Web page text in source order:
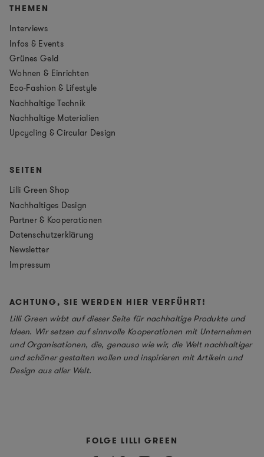
THEMEN
Interviews
Infos & Events
Grünes Geld
Wohnen & Einrichten
Eco-Fashion & Lifestyle
Nachhaltige Technik
Nachhaltige Materialien
Upcycling & Circular Design
SEITEN
Lilli Green Shop
Nachhaltiges Design
Partner & Kooperationen
Datenschutzerklärung
Newsletter
Impressum
ACHTUNG, SIE WERDEN HIER VERFÜHRT!
Lilli Green wirbt auf dieser Seite für nachhaltige Produkte und
Ideen. Wir setzen auf sinnvolle Kooperationen mit Unternehmen
und Organisationen, die, genauso wie wir, die Welt nachhaltiger
und schöner gestalten wollen und inspirieren mit Artikeln und
Design aus aller Welt.
FOLGE LILLI GREEN